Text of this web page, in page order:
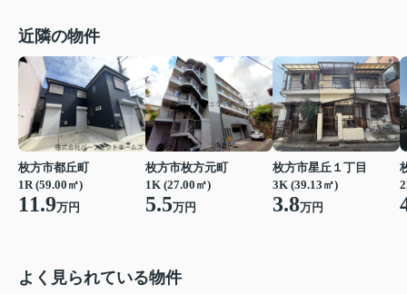
近隣の物件
枚方市都丘町
1R (59.00㎡)
11.9万円
枚方市枚方元町
1K (27.00㎡)
5.5万円
枚方市星丘１丁目
3K (39.13㎡)
3.8万円
よく見られている物件